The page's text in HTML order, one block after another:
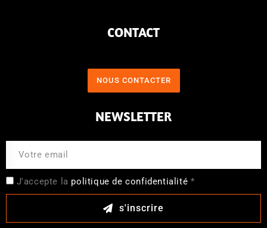
CONTACT
NOUS CONTACTER
NEWSLETTER
J'accepte la politique de confidentialité *
s'inscrire